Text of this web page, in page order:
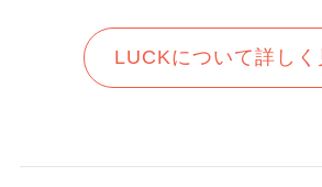
LUCKについて詳しく